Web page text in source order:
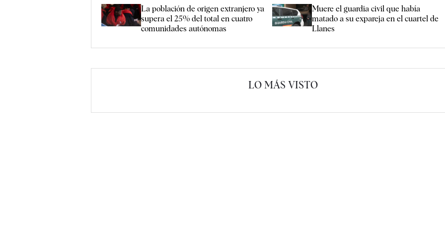
La población de origen extranjero ya
supera el 25% del total en cuatro
comunidades autónomas
Muere el guardia civil que había
matado a su expareja en el cuartel de
Llanes
LO MÁS VISTO